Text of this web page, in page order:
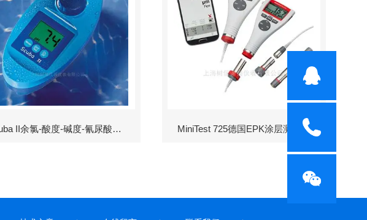
Scuba II余氯-酸度-碱度-氰尿酸浓度测定仪 MiniTest 725德国EPK涂层测厚仪